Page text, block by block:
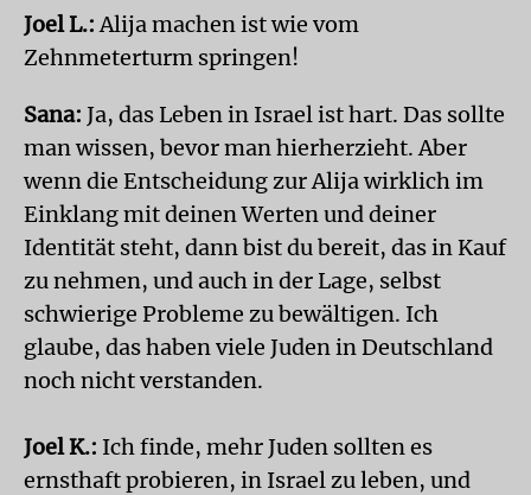
Joel L.:Alija machen ist wie vom
Zehnmeterturm springen!
Sana: Ja, das Leben in Israel ist hart. Das sollte
man wissen, bevor man hierherzieht. Aber
wenn die Entscheidung zur Alija wirklich im
Einklang mit deinen Werten und deiner
Identität steht, dann bist du bereit, das in Kauf
zu nehmen, und auch in der Lage, selbst
schwierige Probleme zu bewältigen. Ich
glaube, das haben viele Juden in Deutschland
noch nicht verstanden.
Joel K.: Ich finde, mehr Juden sollten es
ernsthaft probieren, in Israel zu leben, und